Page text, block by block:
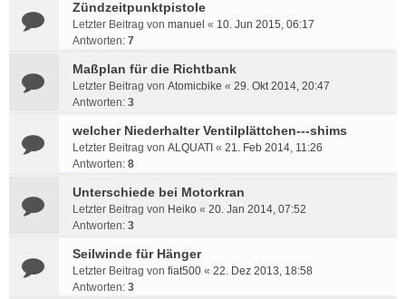
Zündzeitpunktpistole
Letzter Beitrag von manuel « 10. Jun 2015, 06:17
Antworten: 7
Maßplan für die Richtbank
Letzter Beitrag von Atomicbike « 29. Okt 2014, 20:47
Antworten: 3
welcher Niederhalter Ventilplättchen---shims
Letzter Beitrag von ALQUATI « 21. Feb 2014, 11:26
Antworten: 8
Unterschiede bei Motorkran
Letzter Beitrag von Heiko « 20. Jan 2014, 07:52
Antworten: 3
Seilwinde für Hänger
Letzter Beitrag von fiat500 « 22. Dez 2013, 18:58
Antworten: 3